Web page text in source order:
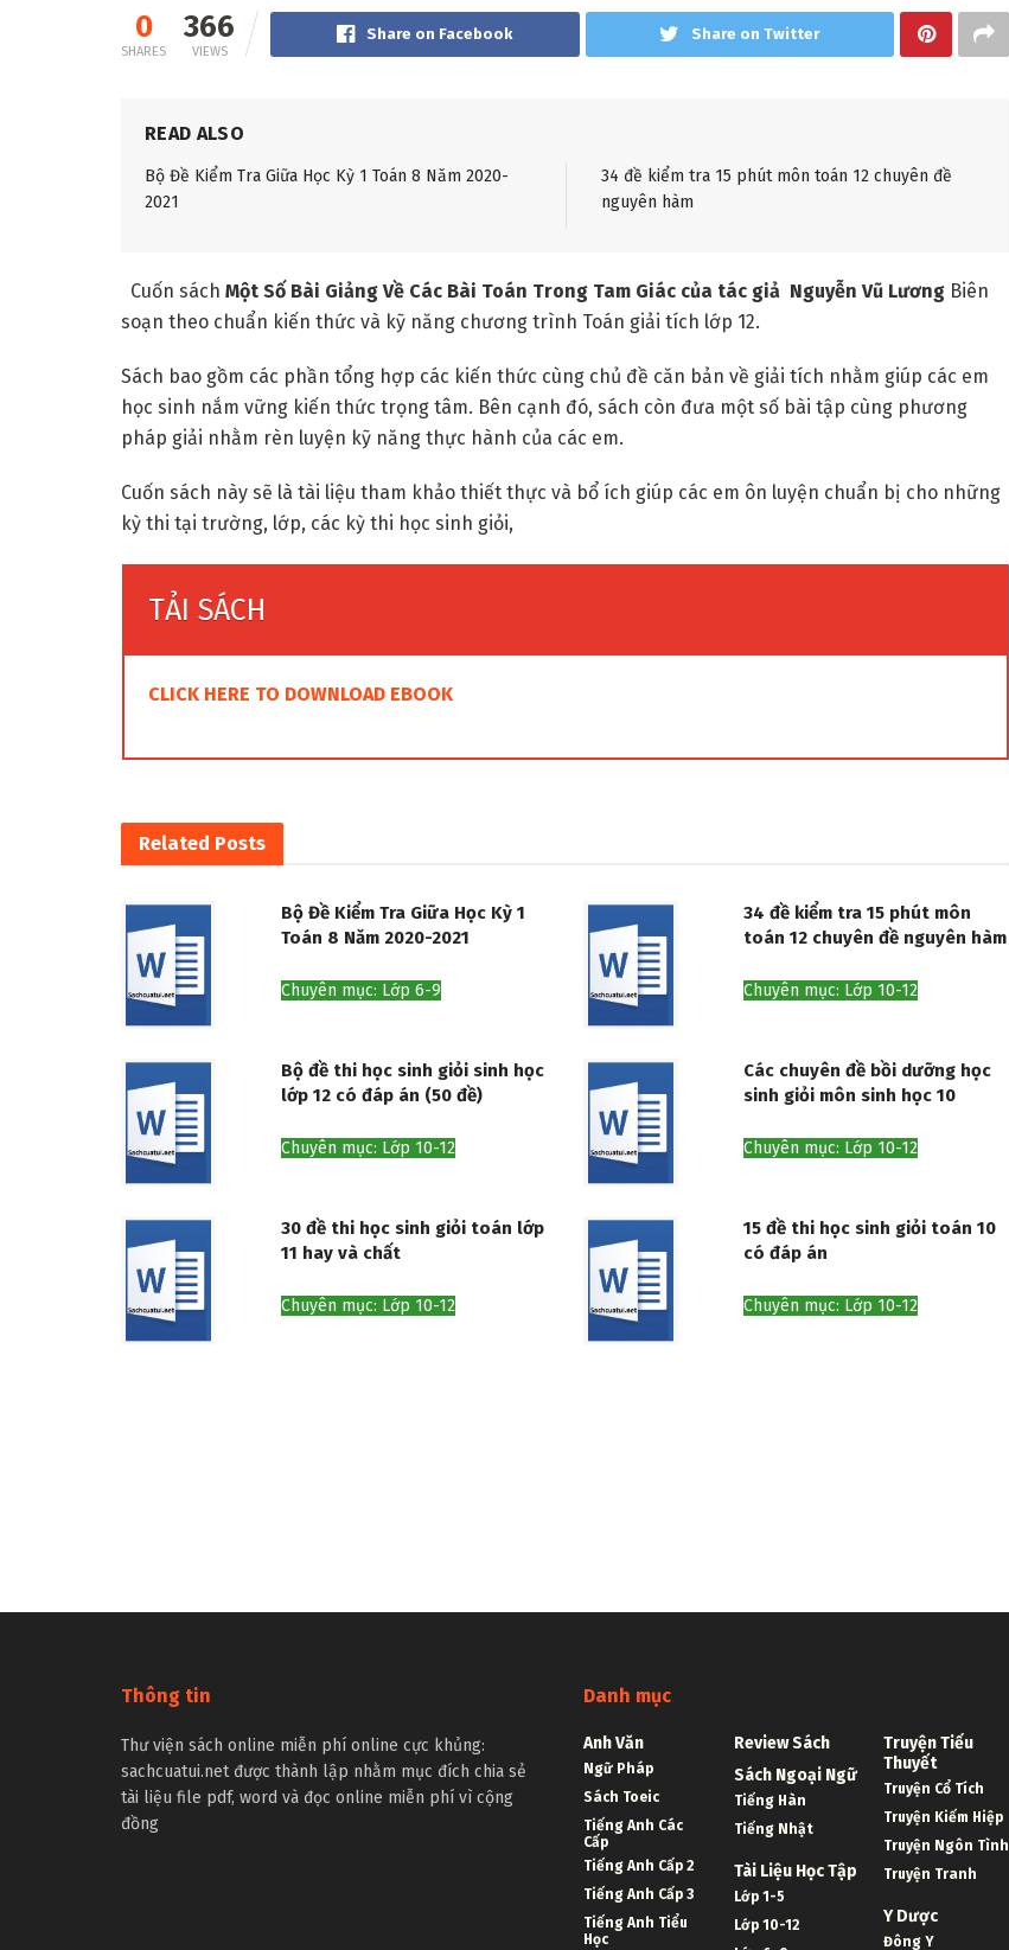
0
SHARES
366
VIEWS
Share on Facebook Share on Twitter
READ ALSO
Bộ Đề Kiểm Tra Giữa Học Kỳ 1 Toán 8 Năm 2020-
2021
34 đề kiểm tra 15 phút môn toán 12 chuyên đề
nguyên hàm
Cuốn sách Một Số Bài Giảng Về Các Bài Toán Trong Tam Giác của tác giả Nguyễn Vũ Lương Biên
soạn theo chuẩn kiến thức và kỹ năng chương trình Toán giải tích lớp 12.
Sách bao gồm các phần tổng hợp các kiến thức cùng chủ đề căn bản về giải tích nhằm giúp các em
học sinh nắm vững kiến thức trọng tâm. Bên cạnh đó, sách còn đưa một số bài tập cùng phương
pháp giải nhằm rèn luyện kỹ năng thực hành của các em.
Cuốn sách này sẽ là tài liệu tham khảo thiết thực và bổ ích giúp các em ôn luyện chuẩn bị cho những
kỳ thi tại trường, lớp, các kỳ thi học sinh giỏi,
TẢI SÁCH
CLICK HERE TO DOWNLOAD EBOOK
Related Posts
Bộ Đề Kiểm Tra Giữa Học Kỳ 1
Toán 8 Năm 2020-2021
Chuyên mục: Lớp 6-9
34 đề kiểm tra 15 phút môn
toán 12 chuyên đề nguyên hàm
Chuyên mục: Lớp 10-12
Bộ đề thi học sinh giỏi sinh học
lớp 12 có đáp án (50 đề)
Chuyên mục: Lớp 10-12
Các chuyên đề bồi dưỡng học
sinh giỏi môn sinh học 10
Chuyên mục: Lớp 10-12
30 đề thi học sinh giỏi toán lớp
11 hay và chất
Chuyên mục: Lớp 10-12
15 đề thi học sinh giỏi toán 10
có đáp án
Chuyên mục: Lớp 10-12
Thông tin
Thư viện sách online miễn phí online cực khủng:
sachcuatui.net được thành lập nhằm mục đích chia sẻ
tài liệu file pdf, word và đọc online miễn phí vì cộng
đồng
Danh mục
Anh Văn
Ngữ Pháp
Sách Toeic
Tiếng Anh Các
Cấp
Tiếng Anh Cấp 2
Tiếng Anh Cấp 3
Tiếng Anh Tiểu
Học
Review Sách
Sách Ngoại Ngữ
Tiếng Hàn
Tiếng Nhật
Tài Liệu Học Tập
Lớp 1-5
Lớp 10-12
Truyện Tiểu
Thuyết
Truyện Cổ Tích
Truyện Kiếm Hiệp
Truyện Ngôn Tình
Truyện Tranh
Y Dược
Đông Y